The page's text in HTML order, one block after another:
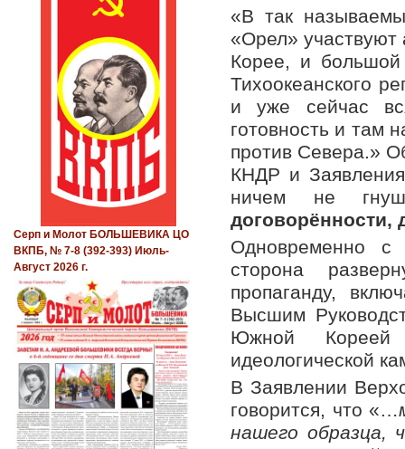
«В так
«Орел»
Корее, и большой
Тихоокеанского
и уже сейчас
готовность и там
против Севера.»
КНДР и
ничем не
договорённости,
Одновременно с
сторона
пропаганду,
Высшим
Южной Кореей
идеологической
В Заявлении
говорится, что «…
нашего образца,
Серп и Молот БОЛЬШЕВИКА ЦО
ВКПБ, № 7-8 (392-393) Июль-
Август 2026 г.